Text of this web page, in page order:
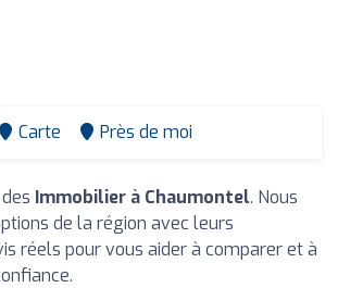
Carte Près de moi
Immobilier à Chaumontel. Nous
de la région avec leurs
réels pour vous aider à comparer et à